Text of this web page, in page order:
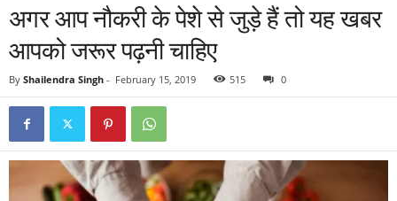
अगर आप नौकरी के पेशे से जुड़े हैं तो यह खबर
आपको जरूर पढ़नी चाहिए
By Shailendra Singh - February 15, 2019 515 0